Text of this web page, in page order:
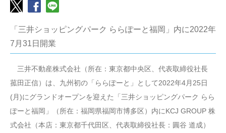
「三井ショッピングパーク ららぽーと福岡」内に2022年
7月31日開業
三井不動産株式会社（所在：東京都中央区、代表取締役社長
菰田正信）は、九州初の「ららぽーと」として2022年4月25日
(月)にグランドオープンを迎えた「三井ショッピングパーク らら
ぽーと福岡」（所在：福岡県福岡市博多区）内にKCJ GROUP 株
式会社（本店：東京都千代田区、代表取締役社長：圓谷 道成）